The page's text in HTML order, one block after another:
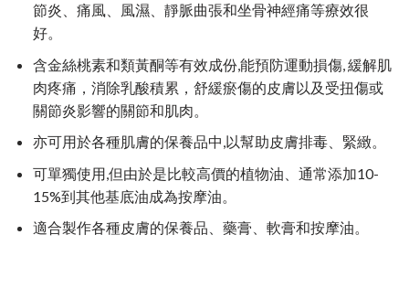
節炎、痛風、風濕、靜脈曲張和坐骨神經痛等療效很
好。
含金絲桃素和類黃酮等有效成份,能預防運動損傷, 緩解肌
肉疼痛，消除乳酸積累，舒緩瘀傷的皮膚以及受扭傷或
關節炎影響的關節和肌肉。
亦可用於各種肌膚的保養品中,以幫助皮膚排毒、緊緻。
可單獨使用,但由於是比較高價的植物油、通常添加10-
15%到其他基底油成為按摩油。
適合製作各種皮膚的保養品、藥膏、軟膏和按摩油。